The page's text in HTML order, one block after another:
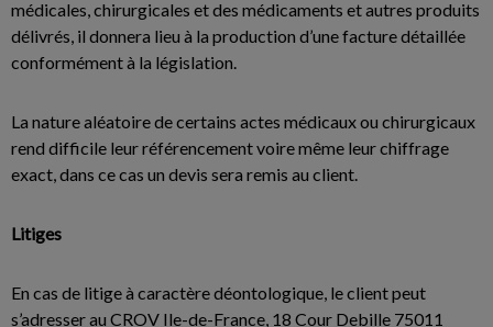
médicales, chirurgicales et des médicaments et autres produits
délivrés, il donnera lieu à la production d’une facture détaillée
conformément à la législation.
La nature aléatoire de certains actes médicaux ou chirurgicaux
rend difficile leur référencement voire même leur chiffrage
exact, dans ce cas un devis sera remis au client.
Litiges
En cas de litige à caractère déontologique, le client peut
s’adresser au CROV Ile-de-France, 18 Cour Debille 75011